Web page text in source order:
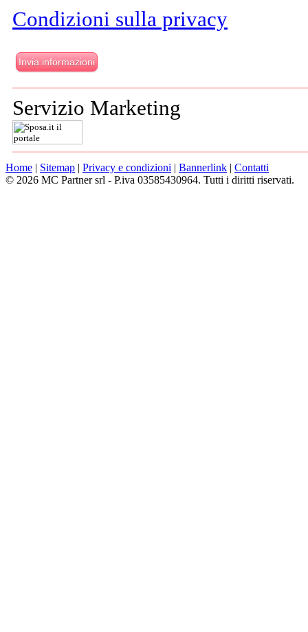
Condizioni sulla privacy
Servizio Marketing
Home | Sitemap | Privacy e condizioni | Bannerlink | Contatti
© 2026 MC Partner srl - P.iva 03585430964. Tutti i diritti riservati.